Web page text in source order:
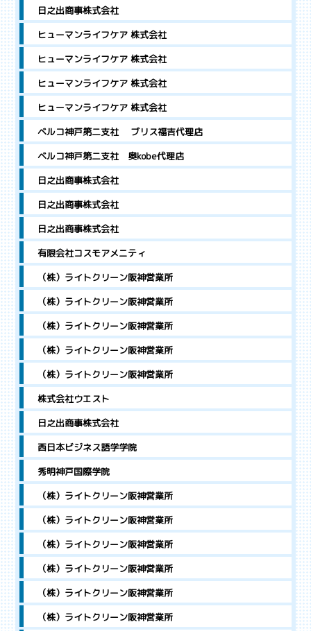
日之出商事株式会社
ヒューマンライフケア 株式会社
ヒューマンライフケア 株式会社
ヒューマンライフケア 株式会社
ヒューマンライフケア 株式会社
ベルコ神戸第二支社 ブリス福吉代理店
ベルコ神戸第二支社 奥kobe代理店
日之出商事株式会社
日之出商事株式会社
日之出商事株式会社
有限会社コスモアメニティ
（株）ライトクリーン阪神営業所
（株）ライトクリーン阪神営業所
（株）ライトクリーン阪神営業所
（株）ライトクリーン阪神営業所
（株）ライトクリーン阪神営業所
株式会社ウエスト
日之出商事株式会社
西日本ビジネス語学学院
秀明神戸国際学院
（株）ライトクリーン阪神営業所
（株）ライトクリーン阪神営業所
（株）ライトクリーン阪神営業所
（株）ライトクリーン阪神営業所
（株）ライトクリーン阪神営業所
（株）ライトクリーン阪神営業所